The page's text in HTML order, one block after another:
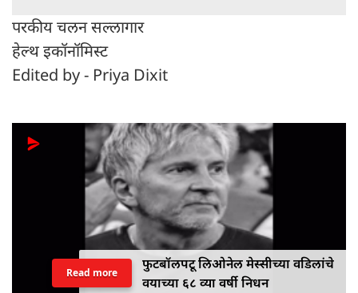
परकीय चलन सल्लागार
हेल्थ इकॉनॉमिस्ट
Edited by - Priya Dixit
फुटबॉलपटू लिओनेल मेस्सीच्या वडिलांचे
वयाच्या ६८ व्या वर्षी निधन
Read more